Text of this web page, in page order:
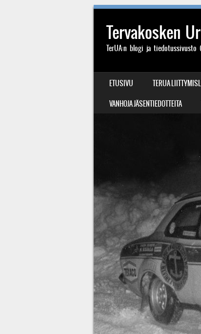
Tervakosken
TerUA:n blogi ja
VALIKKO
SIIRRY SISÄLTÖÖN
ETUSIVU TERUA
VANHOJA JÄSENTIEDOTTEITA